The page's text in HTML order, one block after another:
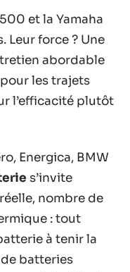
et la Yamaha
Leur force ? Une
abordable
les trajets
l’efficacité plutôt
Energica, BMW
s’invite
nombre de
: tout
à tenir la
batteries